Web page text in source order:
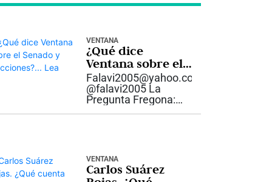
VENTANA
¿Qué dice
Ventana sobre el
Senado y
elecciones?… Lea
Falavi2005@yahoo.com
@falavi2005 La
Pregunta Fregona:
presidencia del
Senado, que terminó
con la derrota del
VENTANA
Carlos Suárez